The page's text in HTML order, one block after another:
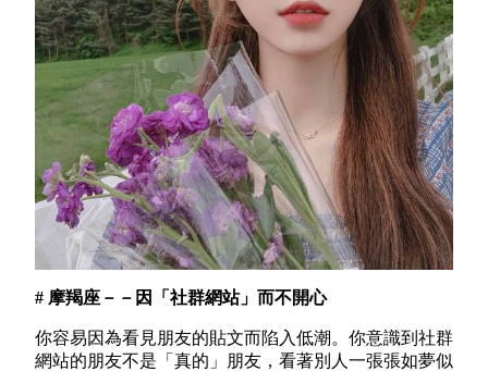
# 摩羯座－－因「社群網站」而不開心
你容易因為看見朋友的貼文而陷入低潮。你意識到社群
網站的朋友不是「真的」朋友，看著別人一張張如夢似